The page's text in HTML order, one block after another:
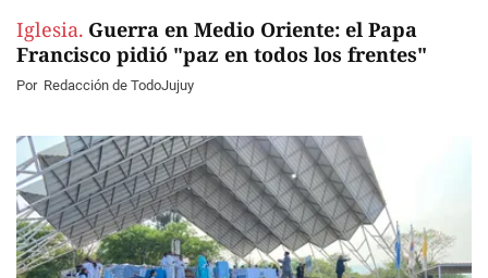
Iglesia. Guerra en Medio Oriente: el Papa
Francisco pidió "paz en todos los frentes"
Por Redacción de TodoJujuy